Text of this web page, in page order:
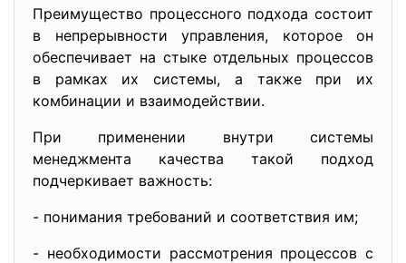
Преимущество процессного подхода состоит
в непрерывности управления, которое он
обеспечивает на стыке отдельных процессов
в рамках их системы, а также при их
комбинации и взаимодействии.
При применении внутри системы
менеджмента качества такой подход
подчеркивает важность:
- понимания требований и соответствия им;
- необходимости рассмотрения процессов с